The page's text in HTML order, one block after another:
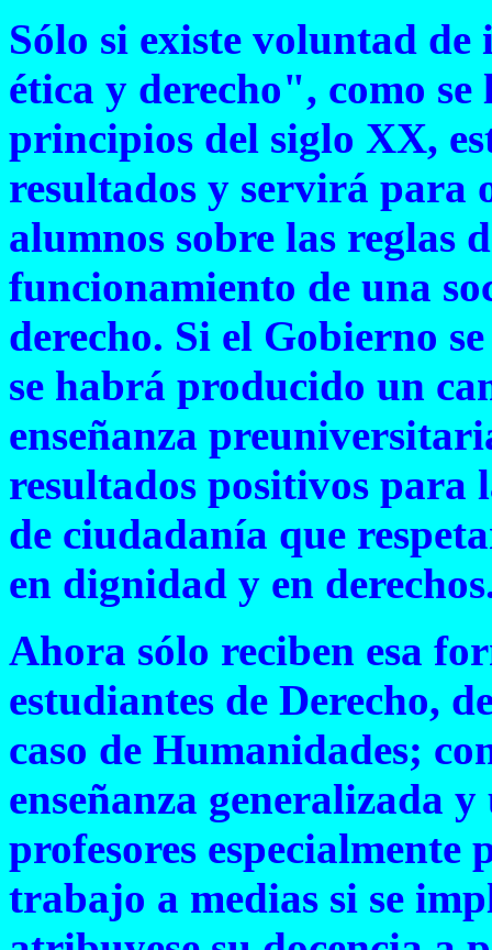
Sólo si existe voluntad
ética y derecho", como
principios del siglo XX,
resultados y servirá para
alumnos sobre las reglas
funcionamiento de una
derecho. Si el Gobierno
se habrá producido un
enseñanza
resultados positivos para
de ciudadanía que
en dignidad y en
Ahora sólo reciben esa
estudiantes de Derecho,
caso de Humanidades;
enseñanza generalizada
profesores especialmente
trabajo a medias si se